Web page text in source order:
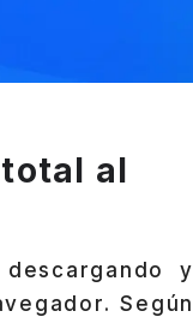
al
y
Según